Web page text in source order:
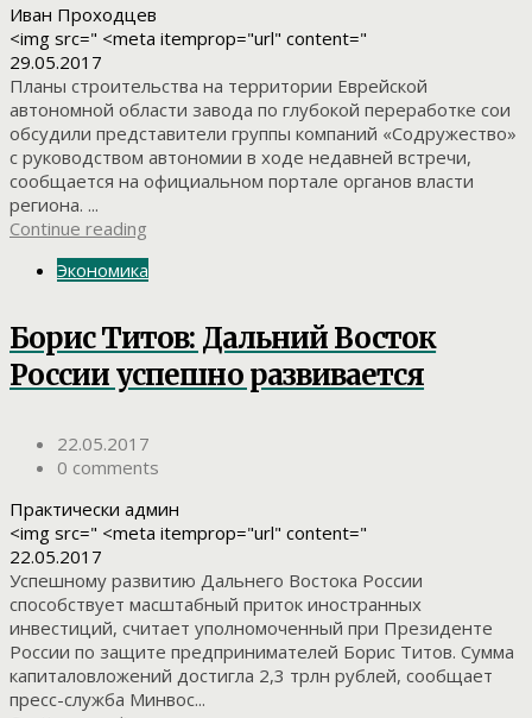
Иван Проходцев
<img src=" <meta itemprop="url" content="
29.05.2017
Планы строительства на территории Еврейской
автономной области завода по глубокой переработке сои
обсудили представители группы компаний «Содружество»
с руководством автономии в ходе недавней встречи,
сообщается на официальном портале органов власти
региона. ...
Continue reading
Экономика
Борис Титов: Дальний Восток
России успешно развивается
22.05.2017
0 comments
Практически админ
<img src=" <meta itemprop="url" content="
22.05.2017
Успешному развитию Дальнего Востока России
способствует масштабный приток иностранных
инвестиций, считает уполномоченный при Президенте
России по защите предпринимателей Борис Титов. Сумма
капиталовложений достигла 2,3 трлн рублей, сообщает
пресс-служба Минвос...